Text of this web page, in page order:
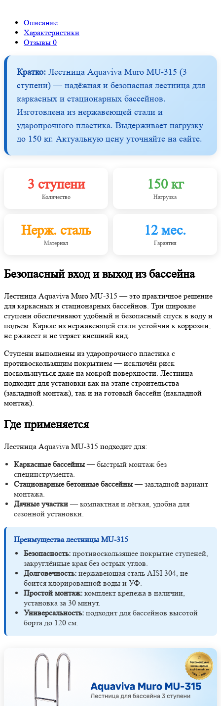
Описание
Характеристики
Отзывы 0
Кратко: Лестница Aquaviva Muro MU-315 (3
ступени) — надёжная и безопасная лестница для
каркасных и стационарных бассейнов.
Изготовлена из нержавеющей стали и
ударопрочного пластика. Выдерживает нагрузку
до 150 кг. Актуальную цену уточняйте на сайте.
3 ступени
Количество
150 кг
Нагрузка
Нерж. сталь
Материал
12 мес.
Гарантия
Безопасный вход и выход из бассейна
Лестница Aquaviva Muro MU-315 — это практичное решение
для каркасных и стационарных бассейнов. Три широкие
ступени обеспечивают удобный и безопасный спуск в воду и
подъём. Каркас из нержавеющей стали устойчив к коррозии,
не ржавеет и не теряет внешний вид.
Ступени выполнены из ударопрочного пластика с
противоскользящим покрытием — исключён риск
поскользнуться даже на мокрой поверхности. Лестница
подходит для установки как на этапе строительства
(закладной монтаж), так и на готовый бассейн (накладной
монтаж).
Где применяется
Лестница Aquaviva MU-315 подходит для:
Каркасные бассейны— быстрый монтаж без
специнструмента.
Стационарные бетонные бассейны— закладной вариант
монтажа.
Дачные участки— компактная и лёгкая, удобна для
сезонной установки.
Преимущества лестницы MU-315
Безопасность: противоскользящее покрытие ступеней,
закруглённые края без острых углов.
Долговечность: нержавеющая сталь AISI 304, не
боится хлорированной воды и УФ.
Простой монтаж: комплект крепежа в наличии,
установка за 30 минут.
Универсальность: подходит для бассейнов высотой
борта до 120 см.